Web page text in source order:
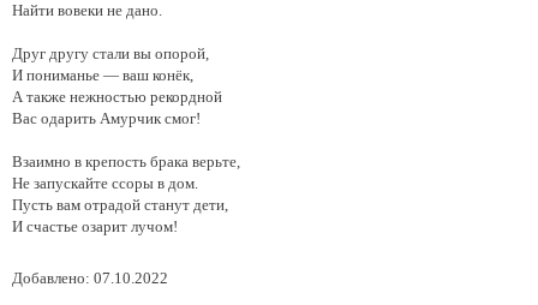
Найти вовеки не дано.
Друг другу стали вы опорой,
И пониманье — ваш конёк,
А также нежностью рекордной
Вас одарить Амурчик смог!
Взаимно в крепость брака верьте,
Не запускайте ссоры в дом.
Пусть вам отрадой станут дети,
И счастье озарит лучом!
Добавлено: 07.10.2022